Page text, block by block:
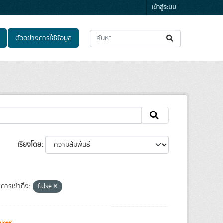
เข้าสู่ระบบ
ตัวอย่างการใช้ข้อมูล
เรียงโดย
การเข้าถึง: false